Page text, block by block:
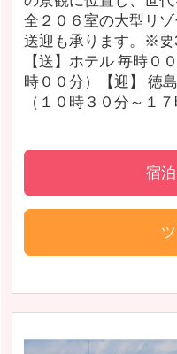
全２０６室の大型リゾ
送迎も承ります。※要
【送】ホテル 毎時０
時００分）【迎】 徳
（１０時３０分～１７
宿